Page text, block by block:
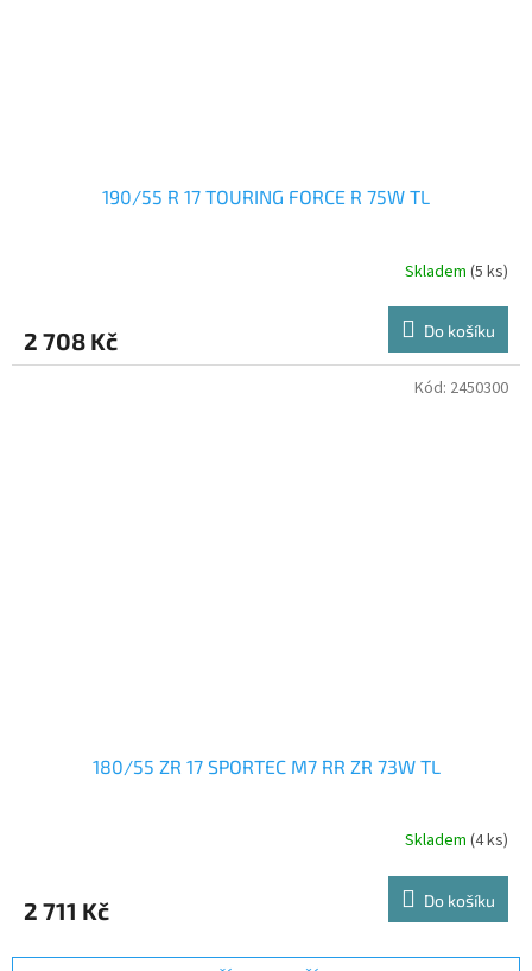
190/55 R 17 TOURING FORCE R 75W TL
Skladem (5 ks)
2 708 Kč Do košíku
180/55 ZR 17 SPORTEC M7 RR ZR 73W TL
Skladem (4 ks)
2 711 Kč Do košíku
Kód: 2450300